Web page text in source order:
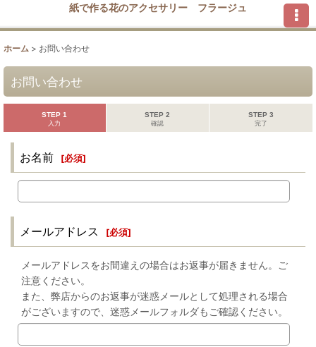
紙で作る花のアクセサリー フラージュ
ホーム > お問い合わせ
お問い合わせ
STEP 1
入力
STEP 2
確認
STEP 3
完了
お名前 [必須]
メールアドレス [必須]
メールアドレスをお間違えの場合はお返事が届きません。ご
注意ください。
また、弊店からのお返事が迷惑メールとして処理される場合
がございますので、迷惑メールフォルダもご確認ください。